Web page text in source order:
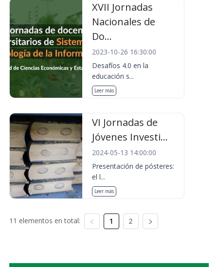
XVII Jornadas
Nacionales de
Do...
2023-10-26 16:30:00
Desafíos 4.0 en la
educación s...
Leer más
VI Jornadas de
Jóvenes Investi...
2024-05-13 14:00:00
Presentación de pósteres:
el l...
Leer más
11 elementos en total: 1 2